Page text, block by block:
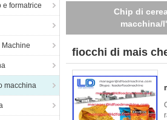
e formatrice
Machine
macchina
Chip di cereale
fiocchi di mais
(35)